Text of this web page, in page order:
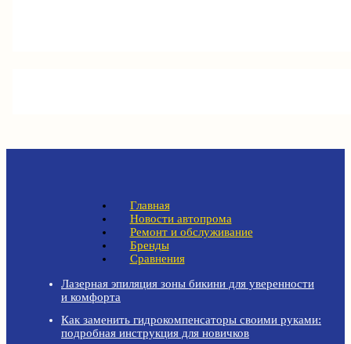
Главная
Новости автопрома
Ремонт и обслуживание
Бренды
Сравнения
Лазерная эпиляция зоны бикини для уверенности
и комфорта
Как заменить гидрокомпенсаторы своими руками:
подробная инструкция для новичков